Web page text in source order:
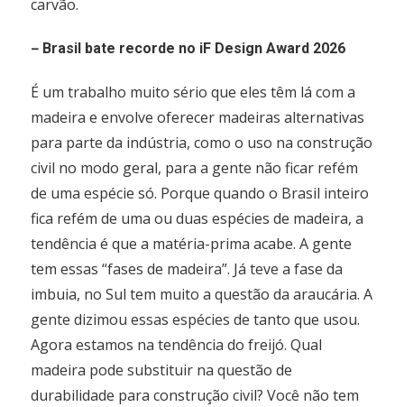
carvão.
– Brasil bate recorde no iF Design Award 2026
É um trabalho muito sério que eles têm lá com a
madeira e envolve oferecer madeiras alternativas
para parte da indústria, como o uso na construção
civil no modo geral, para a gente não ficar refém
de uma espécie só. Porque quando o Brasil inteiro
fica refém de uma ou duas espécies de madeira, a
tendência é que a matéria-prima acabe. A gente
tem essas “fases de madeira”. Já teve a fase da
imbuia, no Sul tem muito a questão da araucária. A
gente dizimou essas espécies de tanto que usou.
Agora estamos na tendência do freijó. Qual
madeira pode substituir na questão de
durabilidade para construção civil? Você não tem